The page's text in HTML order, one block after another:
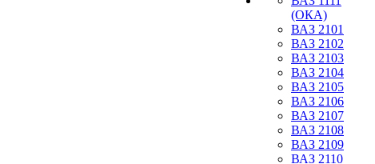
(ОКА)
ВАЗ 2101
ВАЗ 2102
ВАЗ 2103
ВАЗ 2104
ВАЗ 2105
ВАЗ 2106
ВАЗ 2107
ВАЗ 2108
ВАЗ 2109
ВАЗ 2110